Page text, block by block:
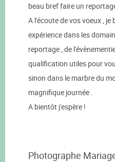
beau bref faire un
A l'écoute de vos voeux , je
expérience dans les
reportage , de
qualification utiles pour
sinon dans le marbre du
magnifique journée .
A bientôt j'espère !
Photographe